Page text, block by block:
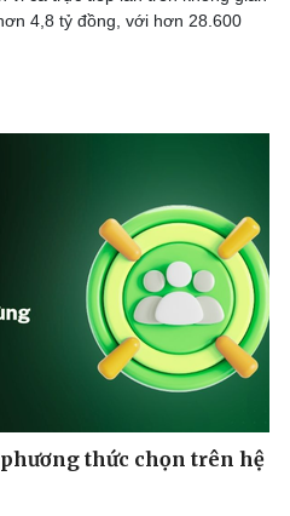
Chuyển đổi số
4,8 tỷ đồng, với hơn 28.600
thức chọn trên hệ